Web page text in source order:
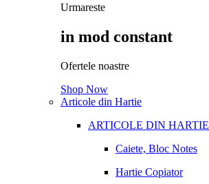
Urmareste
in mod constant
Ofertele noastre
Shop Now
Articole din Hartie
ARTICOLE DIN HARTIE
Caiete, Bloc Notes
Hartie Copiator